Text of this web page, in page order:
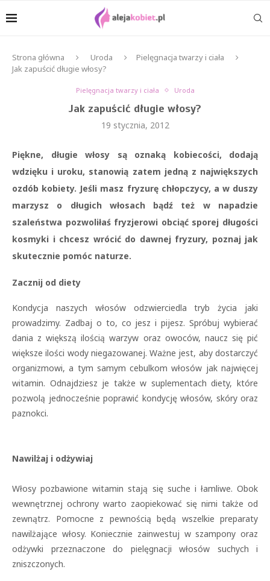
Strona główna Uroda
Pielęgnacja twarzy i ciała
Jak zapuścić długie włosy?
Pielęgnacja twarzy i ciała Uroda
Jak zapuścić długie włosy?
19 stycznia, 2012
Piękne, długie włosy są oznaką kobiecości, dodają
wdzięku i uroku, stanowią zatem jedną z największych
ozdób kobiety. Jeśli masz fryzurę chłopczycy, a w duszy
marzysz o długich włosach bądź też w napadzie
szaleństwa pozwoliłaś fryzjerowi obciąć sporej długości
kosmyki i chcesz wrócić do dawnej fryzury, poznaj jak
skutecznie pomóc naturze.
Zacznij od diety
Kondycja naszych włosów odzwierciedla tryb życia jaki
prowadzimy. Zadbaj o to, co jesz i pijesz. Spróbuj wybierać
dania z większą ilością warzyw oraz owoców, naucz się pić
większe ilości wody niegazowanej. Ważne jest, aby dostarczyć
organizmowi, a tym samym cebulkom włosów jak najwięcej
witamin. Odnajdziesz je także w suplementach diety, które
pozwolą jednocześnie poprawić kondycję włosów, skóry oraz
paznokci.
Nawilżaj i odżywiaj
Włosy pozbawione witamin stają się suche i łamliwe. Obok
wewnętrznej ochrony warto zaopiekować się nimi także od
zewnątrz. Pomocne z pewnością będą wszelkie preparaty
nawilżające włosy. Koniecznie zainwestuj w szampony oraz
odżywki przeznaczone do pielęgnacji włosów suchych i
zniszczonych.